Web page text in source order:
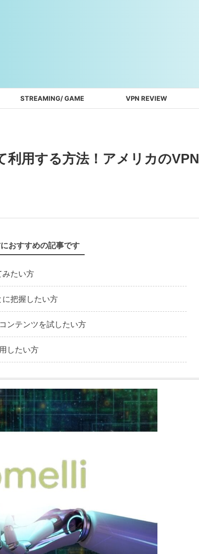
STREAMING/ GAME VPN REVIEW
用する方法！アメリカのVPN
おすすめの記事です
みたい方
把握したい方
ンテンツを試したい方
したい方